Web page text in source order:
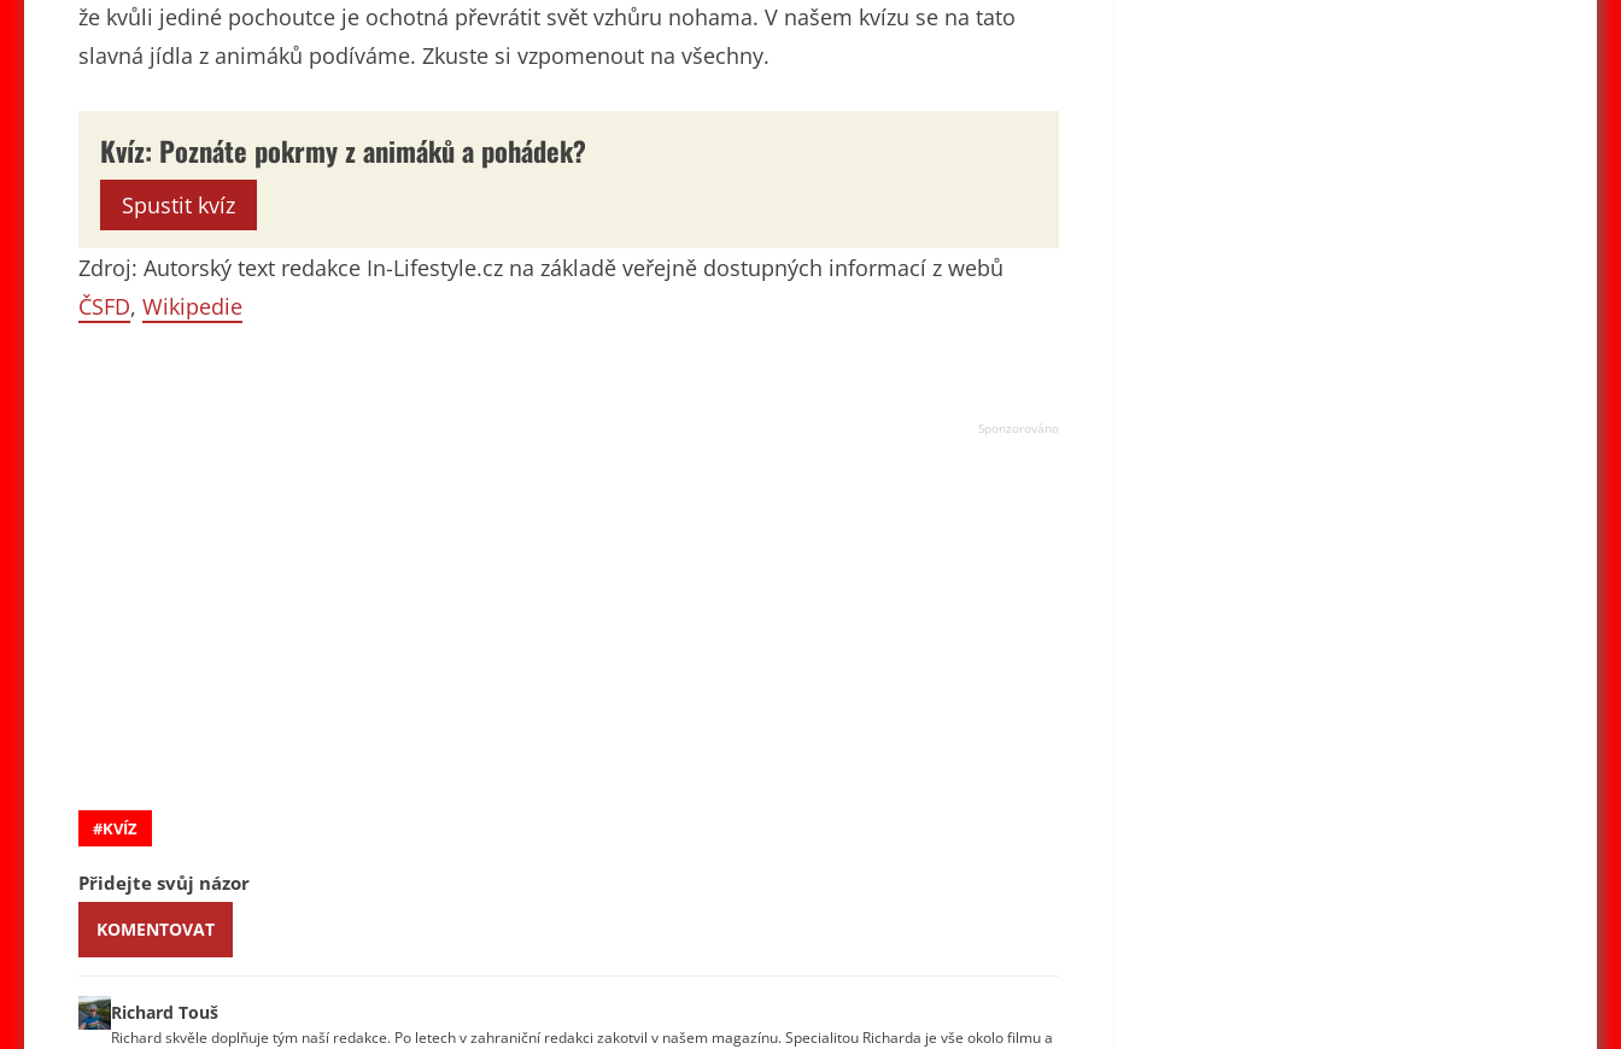
že kvůli jediné pochoutce je ochotná převrátit svět vzhůru nohama. V našem kvízu se na tato
slavná jídla z animáků podíváme. Zkuste si vzpomenout na všechny.
Kvíz: Poznáte pokrmy z animáků a pohádek?
Spustit kvíz
Zdroj: Autorský text redakce In-Lifestyle.cz na základě veřejně dostupných informací z webů
ČSFD, Wikipedie
KVÍZ
Přidejte svůj názor
KOMENTOVAT
Richard Touš
Richard skvěle doplňuje tým naší redakce. Po letech v zahraniční redakci zakotvil v našem magazínu. Specialitou Richarda je vše okolo filmu a